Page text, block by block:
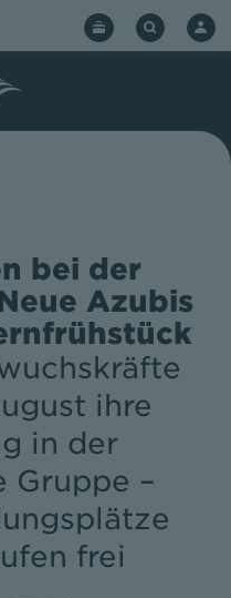
bei der
Azubis
ihre
in der
Gruppe –
frei